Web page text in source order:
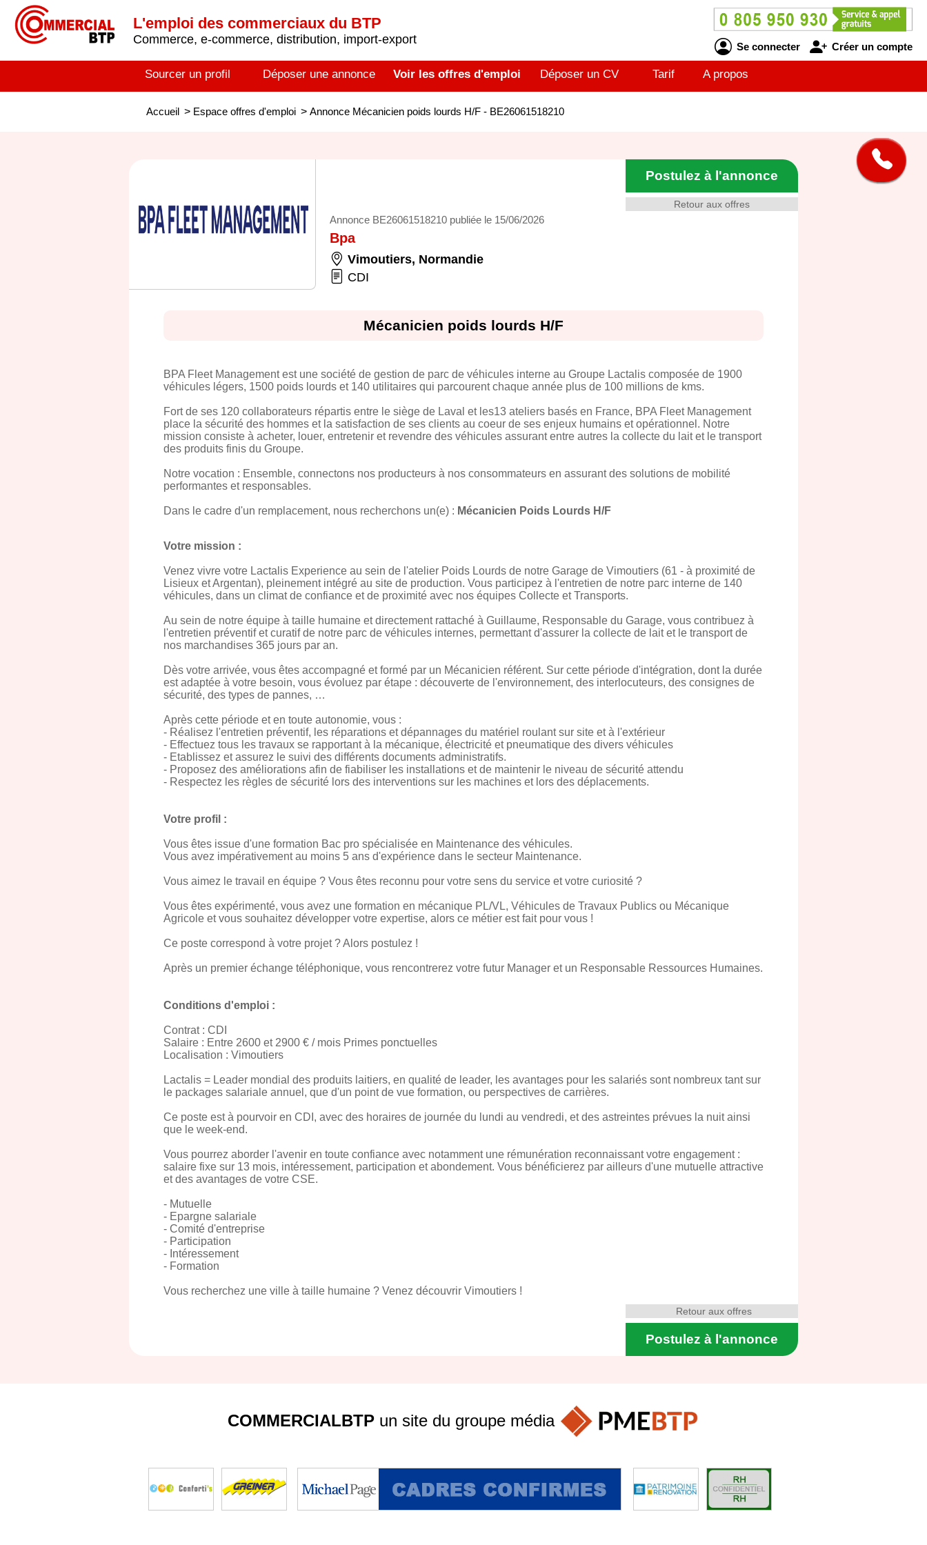
L'emploi des commerciaux du BTP
Commerce, e-commerce, distribution, import-export
Se connecter Créer un compte
Sourcer un profil Déposer une annonce Voir les offres d'emploi Déposer un CV Tarif A propos
Accueil > Espace offres d'emploi > Annonce Mécanicien poids lourds H/F - BE26061518210
Retour aux offres
Postulez à l'annonce
Annonce BE26061518210 publiée le 15/06/2026
Bpa
Vimoutiers, Normandie
CDI
Mécanicien poids lourds H/F
BPA Fleet Management est une société de gestion de parc de véhicules interne au Groupe Lactalis composée de 1900
véhicules légers, 1500 poids lourds et 140 utilitaires qui parcourent chaque année plus de 100 millions de kms.
Fort de ses 120 collaborateurs répartis entre le siège de Laval et les13 ateliers basés en France, BPA Fleet Management
place la sécurité des hommes et la satisfaction de ses clients au coeur de ses enjeux humains et opérationnel. Notre
mission consiste à acheter, louer, entretenir et revendre des véhicules assurant entre autres la collecte du lait et le transport
des produits finis du Groupe.
Notre vocation : Ensemble, connectons nos producteurs à nos consommateurs en assurant des solutions de mobilité
performantes et responsables.
Dans le cadre d'un remplacement, nous recherchons un(e) : Mécanicien Poids Lourds H/F
Votre mission :
Venez vivre votre Lactalis Experience au sein de l'atelier Poids Lourds de notre Garage de Vimoutiers (61 - à proximité de
Lisieux et Argentan), pleinement intégré au site de production. Vous participez à l'entretien de notre parc interne de 140
véhicules, dans un climat de confiance et de proximité avec nos équipes Collecte et Transports.
Au sein de notre équipe à taille humaine et directement rattaché à Guillaume, Responsable du Garage, vous contribuez à
l'entretien préventif et curatif de notre parc de véhicules internes, permettant d'assurer la collecte de lait et le transport de
nos marchandises 365 jours par an.
Dès votre arrivée, vous êtes accompagné et formé par un Mécanicien référent. Sur cette période d'intégration, dont la durée
est adaptée à votre besoin, vous évoluez par étape : découverte de l'environnement, des interlocuteurs, des consignes de
sécurité, des types de pannes, …
Après cette période et en toute autonomie, vous :
- Réalisez l'entretien préventif, les réparations et dépannages du matériel roulant sur site et à l'extérieur
- Effectuez tous les travaux se rapportant à la mécanique, électricité et pneumatique des divers véhicules
- Etablissez et assurez le suivi des différents documents administratifs.
- Proposez des améliorations afin de fiabiliser les installations et de maintenir le niveau de sécurité attendu
- Respectez les règles de sécurité lors des interventions sur les machines et lors des déplacements.
Votre profil :
Vous êtes issue d'une formation Bac pro spécialisée en Maintenance des véhicules.
Vous avez impérativement au moins 5 ans d'expérience dans le secteur Maintenance.
Vous aimez le travail en équipe ? Vous êtes reconnu pour votre sens du service et votre curiosité ?
Vous êtes expérimenté, vous avez une formation en mécanique PL/VL, Véhicules de Travaux Publics ou Mécanique
Agricole et vous souhaitez développer votre expertise, alors ce métier est fait pour vous !
Ce poste correspond à votre projet ? Alors postulez !
Après un premier échange téléphonique, vous rencontrerez votre futur Manager et un Responsable Ressources Humaines.
Conditions d'emploi :
Contrat : CDI
Salaire : Entre 2600 et 2900 € / mois Primes ponctuelles
Localisation : Vimoutiers
Lactalis = Leader mondial des produits laitiers, en qualité de leader, les avantages pour les salariés sont nombreux tant sur
le packages salariale annuel, que d'un point de vue formation, ou perspectives de carrières.
Ce poste est à pourvoir en CDI, avec des horaires de journée du lundi au vendredi, et des astreintes prévues la nuit ainsi
que le week-end.
Vous pourrez aborder l'avenir en toute confiance avec notamment une rémunération reconnaissant votre engagement :
salaire fixe sur 13 mois, intéressement, participation et abondement. Vous bénéficierez par ailleurs d'une mutuelle attractive
et des avantages de votre CSE.
- Mutuelle
- Epargne salariale
- Comité d'entreprise
- Participation
- Intéressement
- Formation
Vous recherchez une ville à taille humaine ? Venez découvrir Vimoutiers !
Postulez à l'annonce
Retour aux offres
COMMERCIALBTP un site du groupe média